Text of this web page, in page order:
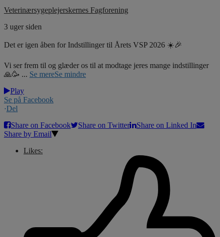
Veterinærsygeplejerskernes Fagforening
3 uger siden
Det er igen åben for Indstillinger til Årets VSP 2026 ☀️🎉
Vi ser frem til og glæder os til at modtage jeres mange indstillinger
🙏🥳 ... Se mereSe mindre
Play
Se på Facebook
·Del
Share on Facebook
Share on Twitter
Share on Linked In
Share by Email
Likes: